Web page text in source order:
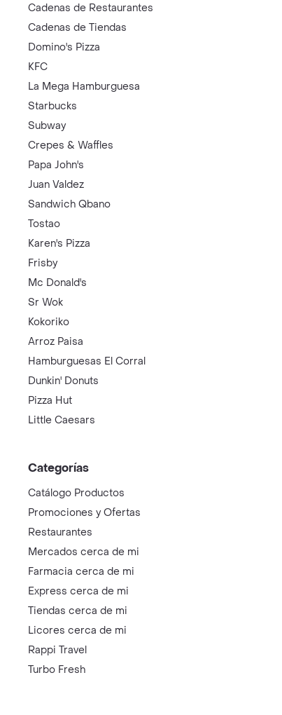
Cadenas de Restaurantes
Cadenas de Tiendas
Domino's Pizza
KFC
La Mega Hamburguesa
Starbucks
Subway
Crepes & Waffles
Papa John's
Juan Valdez
Sandwich Qbano
Tostao
Karen's Pizza
Frisby
Mc Donald's
Sr Wok
Kokoriko
Arroz Paisa
Hamburguesas El Corral
Dunkin' Donuts
Pizza Hut
Little Caesars
Categorías
Catálogo Productos
Promociones y Ofertas
Restaurantes
Mercados cerca de mi
Farmacia cerca de mi
Express cerca de mi
Tiendas cerca de mi
Licores cerca de mi
Rappi Travel
Turbo Fresh